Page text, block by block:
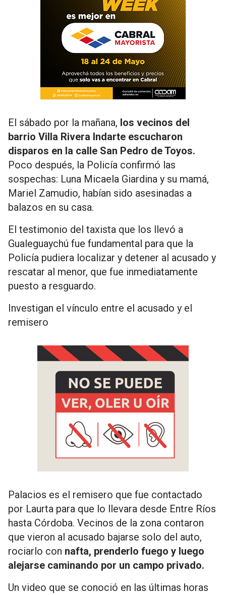
El sábado por la mañana, los vecinos del
barrio Villa Rivera Indarte escucharon
disparos en la calle San Pedro de Toyos.
Poco después, la Policía confirmó las
sospechas: Luna Micaela Giardina y su mamá,
Mariel Zamudio, habían sido asesinadas a
balazos en su casa.
El testimonio del taxista que los llevó a
Gualeguaychú fue fundamental para que la
Policía pudiera localizar y detener al acusado y
rescatar al menor, que fue inmediatamente
puesto a resguardo.
Investigan el vínculo entre el acusado y el
remisero
Palacios es el remisero que fue contactado
por Laurta para que lo llevara desde Entre Ríos
hasta Córdoba. Vecinos de la zona contaron
que vieron al acusado bajarse solo del auto,
rociarlo con nafta, prenderlo fuego y luego
alejarse caminando por un campo privado.
Un video que se conoció en las últimas horas